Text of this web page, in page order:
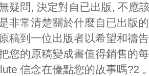
疑問, 決定對自已出版, 不應
非常清楚關於什麼自已出版
稿到一位出版者以希望和禱
您的原稿變成書值得銷售的
信念在優點您的故事嗎?2